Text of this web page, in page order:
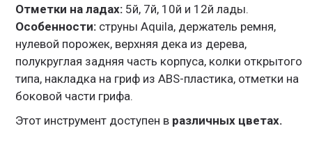
Отметки на ладах: 5й, 7й, 10й и 12й лады.
Особенности: струны Aquila, держатель ремня,
нулевой порожек, верхняя дека из дерева,
полукруглая задняя часть корпуса, колки открытого
типа, накладка на гриф из ABS-пластика, отметки на
боковой части грифа.
Этот инструмент доступен в различных цветах.